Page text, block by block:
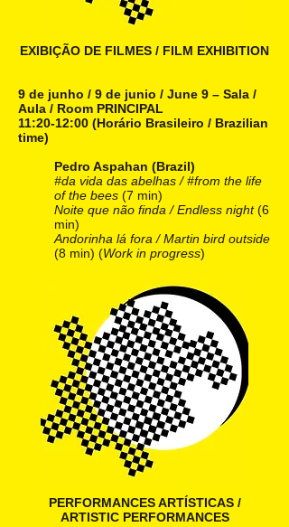
EXIBIÇÃO DE FILMES / FILM EXHIBITION
9 de junho / 9 de junio / June 9 – Sala /
Aula / Room PRINCIPAL
11:20-12:00 (Horário Brasileiro / Brazilian
time)
Pedro Aspahan (Brazil)
#da vida das abelhas / #from the life
of the bees (7 min)
Noite que não finda / Endless night(6
min)
Andorinha lá fora / Martin bird outside
(8 min) (Work in progress)
PERFORMANCES ARTÍSTICAS /
ARTISTIC PERFORMANCES